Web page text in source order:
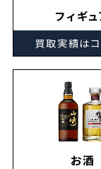
フィギュ
買取実績はコ
お酒